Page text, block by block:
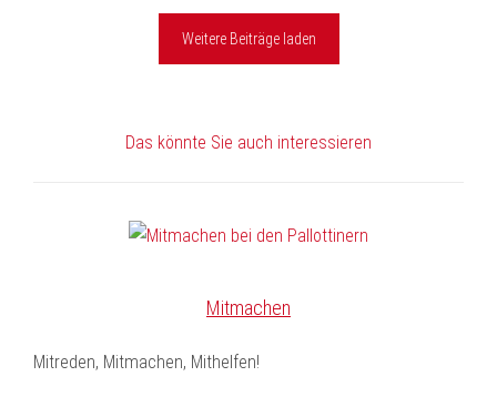
Weitere Beiträge laden
Das könnte Sie auch interessieren
Mitmachen
Mitreden, Mitmachen, Mithelfen!